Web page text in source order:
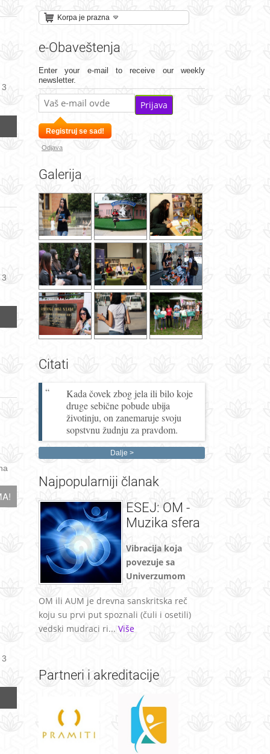
Korpa je prazna
e-Obaveštenja
Enter your e-mail to receive our weekly
newsletter.
Prijava
Registruj se sad!
Odjava
Galerija
Citati
Kada čovek zbog jela ili bilo koje
druge sebične pobude ubija
životinju, on zanemaruje svoju
sopstvnu žudnju za pravdom.
Dalje
Najpopularniji članak
ESEJ: OM -
Muzika sfera
Vibracija koja
povezuje sa
Univerzumom
OM ili AUM je drevna sanskritska reč
koju su prvi put spoznali (čuli i osetili)
vedski mudraci ri... Više
Partneri i akreditacije